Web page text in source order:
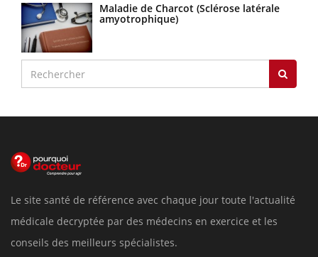
Maladie de Charcot (Sclérose latérale
amyotrophique)
Le site santé de référence avec chaque jour toute l'actualité
médicale decryptée par des médecins en exercice et les
conseils des meilleurs spécialistes.